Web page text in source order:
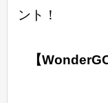
ント！
【